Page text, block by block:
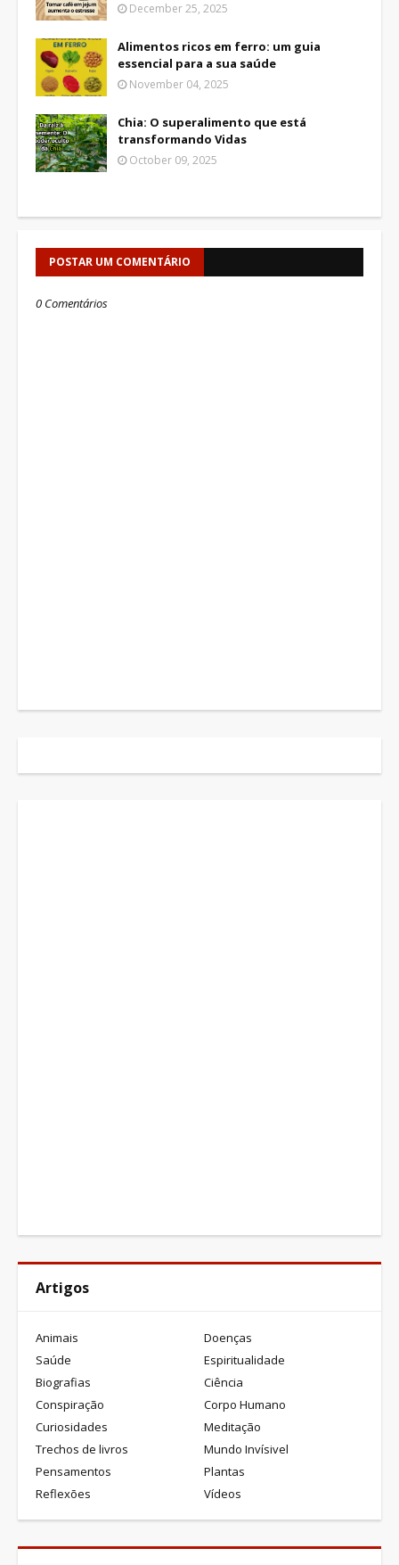
December 25, 2025
Alimentos ricos em ferro: um guia
essencial para a sua saúde
November 04, 2025
Chia: O superalimento que está
transformando Vidas
October 09, 2025
POSTAR UM COMENTÁRIO
0 Comentários
Artigos
Animais
Doenças
Saúde
Espiritualidade
Biografias
Ciência
Conspiração
Corpo Humano
Curiosidades
Meditação
Trechos de livros
Mundo Invísivel
Pensamentos
Plantas
Reflexões
Vídeos